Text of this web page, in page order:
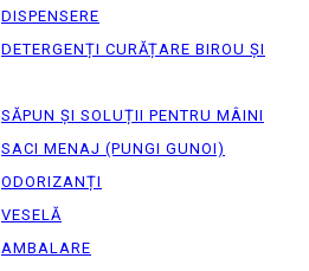
DISPENSERE
DETERGENȚI CURĂȚARE BIROU ȘI
SĂPUN ȘI SOLUȚII PENTRU MÂINI
SACI MENAJ (PUNGI GUNOI)
ODORIZANȚI
VESELĂ
AMBALARE